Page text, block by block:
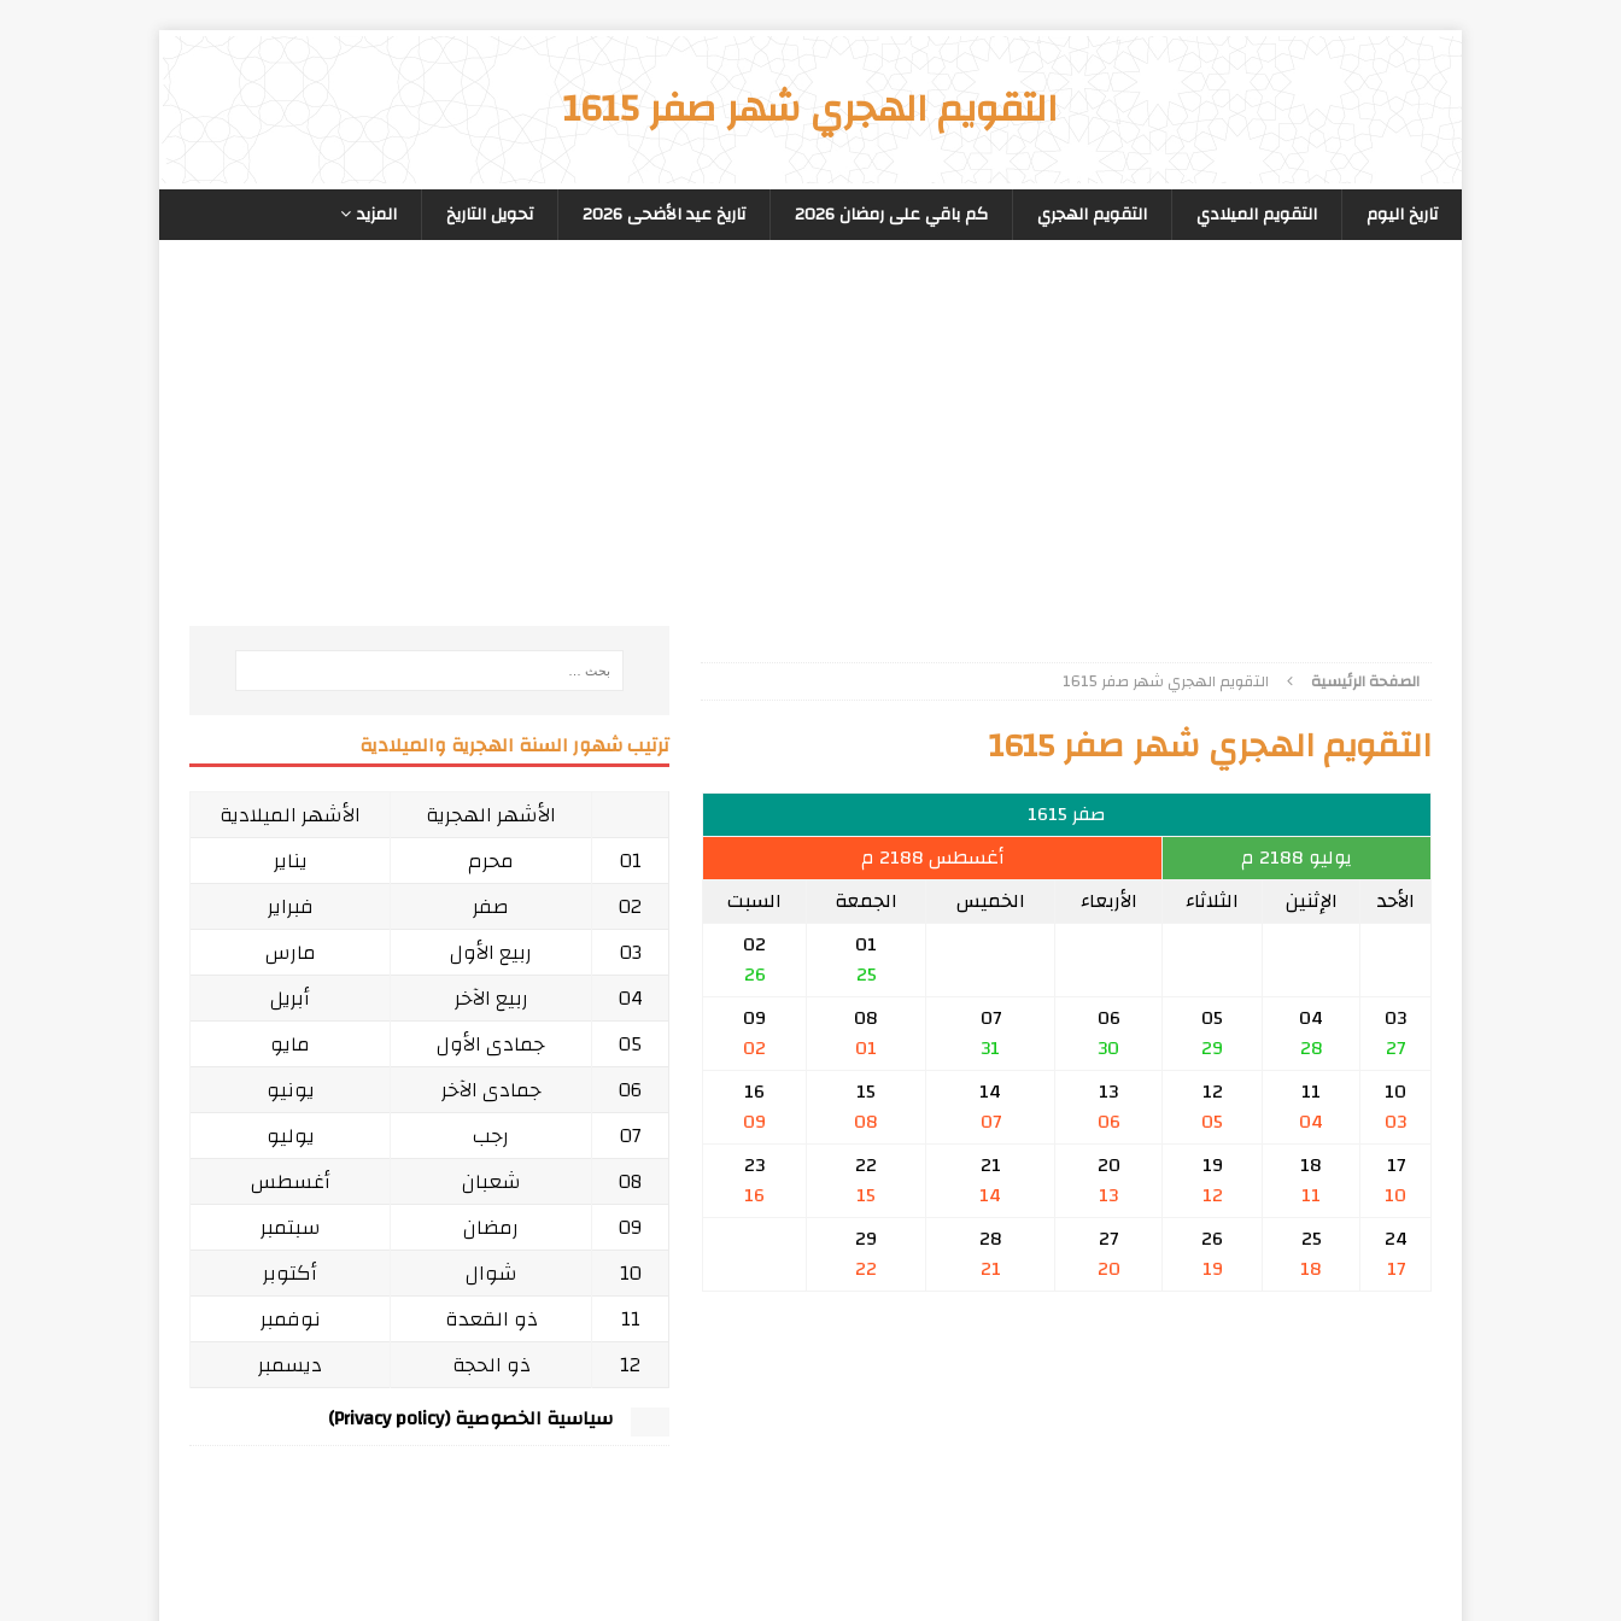
التقويم الهجري شهر صفر 1615
تاريخ اليوم التقويم الميلادي التقويم الهجري كم باقي على رمضان 2026 تاريخ عيد الأضحى 2026 تحويل التاريخ المزيد
الصفحة الرئيسية التقويم الهجري شهر صفر 1615
التقويم الهجري شهر صفر 1615
صفر 1615
يوليو 2188 م
أغسطس 2188 م
الأحد
الإثنين الثلاثاء الأربعاء الخميس الجمعة
السبت
01
25
02
26
03
27
04
28
05
29
06
30
07
31
08
01
09
02
10
03
11
04
12
05
13
06
14
07
15
08
16
09
17
10
18
11
19
12
20
13
21
14
22
15
23
16
24
17
25
18
26
19
27
20
28
21
29
22
ترتيب شهور السنة الهجرية والميلادية
الأشهر الهجرية
الأشهر الميلادية
01
محرم
يناير
02
صفر
فبراير
03
ربيع الأول
مارس
04
ربيع الآخر
أبريل
05
جمادى الأول
مايو
06
جمادى الآخر
يونيو
07
رجب
يوليو
08
شعبان
أغسطس
09
رمضان
سبتمبر
10
شوال
أكتوبر
11
ذو القعدة
نوفمبر
12
ذو الحجة ديسمبر
سياسية الخصوصية (Privacy policy)